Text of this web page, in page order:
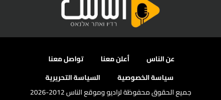
عن الناس أعلن معنا
تواصل معنا
سياسة الخصوصية
السياسة التحريرية
جميع الحقوق محفوظة لراديو وموقع الناس 2012-2026